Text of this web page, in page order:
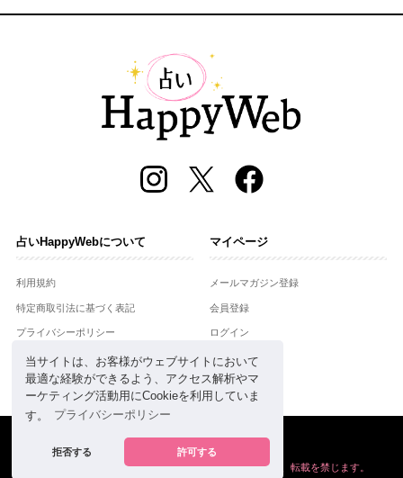
当サイトは、お客様がウェブサイトにおいて
最適な経験ができるよう、アクセス解析やマ
ーケティング活動用にCookieを利用していま
す。
プライバシーポリシー
拒否する 許可する
占いHappyWebについて
利用規約
特定商取引法に基づく表記
プライバシーポリシー
運営会社
お問合せ
マイページ
メールマガジン登録
会員登録
ログイン
powered by
掲載の情報や画像など、すべてのコンテンツの無断複写、転載を禁じます。